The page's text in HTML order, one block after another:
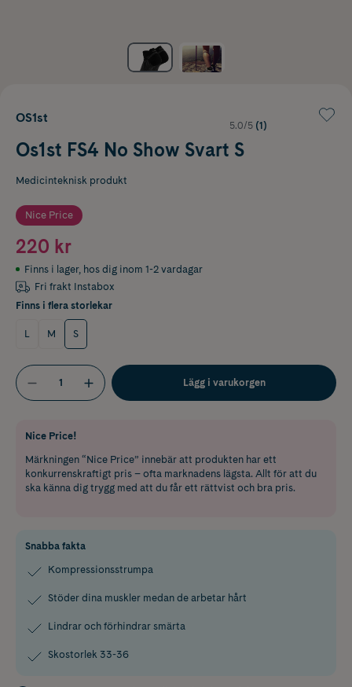
OS1st
5.0/5 (1)
Os1st FS4 No Show Svart S
Medicinteknisk produkt
Nice Price
220 kr
Finns i lager, hos dig inom 1-2 vardagar
Fri frakt Instabox
Finns i flera storlekar
L M S
Lägg i varukorgen
Nice Price!
Märkningen “Nice Price” innebär att produkten har ett
konkurrenskraftigt pris – ofta marknadens lägsta. Allt för att du
ska känna dig trygg med att du får ett rättvist och bra pris.
Snabba fakta
Kompressionsstrumpa
Stöder dina muskler medan de arbetar hårt
Lindrar och förhindrar smärta
Skostorlek 33-36